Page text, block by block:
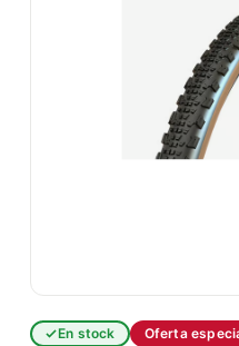
En stock Oferta